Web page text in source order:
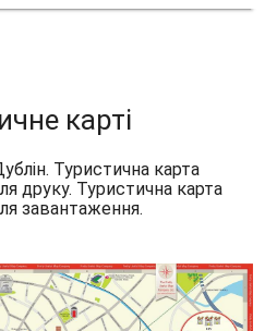
карті
Туристична карта
друку. Туристична карта
завантаження.